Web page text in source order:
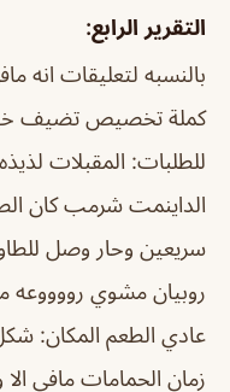
التقرير الرابع:
بالنسبه لتعليقات انه
كملة تخصيص تضيف
للطلبات: المقبلات
الداينمت شرمب كان
سريعين وحار وصل
روبيان مشوي رووووعه
عادي الطعم المكان:
زمان الحمامات مافي